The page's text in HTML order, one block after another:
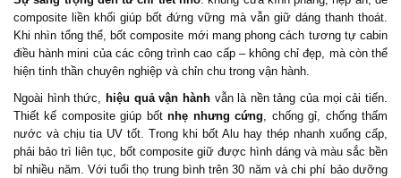
composite liền khối giúp bốt đứng vững mà vẫn giữ dáng thanh thoát.
Khi nhìn tổng thể, bốt composite mới mang phong cách tương tự cabin
điều hành mini của các công trình cao cấp – không chỉ đẹp, mà còn thể
hiện tinh thần chuyên nghiệp và chỉn chu trong vận hành.
Ngoài hình thức, hiệu quả vận hànhvẫn là nền tảng của mọi cải tiến.
Thiết kế composite giúp bốtnhẹ nhưng cứng, chống gỉ, chống thấm
nước và chịu tia UV tốt. Trong khi bốt Alu hay thép nhanh xuống cấp,
phải bảo trì liên tục, bốt composite giữ được hình dáng và màu sắc bền
bỉ nhiều năm. Với tuổi thọ trung bình trên 30 năm và chi phí bảo dưỡng